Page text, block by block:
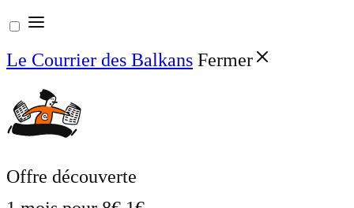
Aller
au
contenu
Le Courrier des Balkans Fermer
Offre découverte